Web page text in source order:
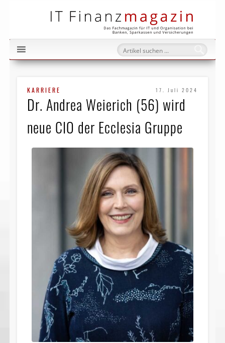
KARRIERE 17. Juli 2024
Dr. Andrea Weierich (56) wird
neue CIO der Ecclesia Gruppe